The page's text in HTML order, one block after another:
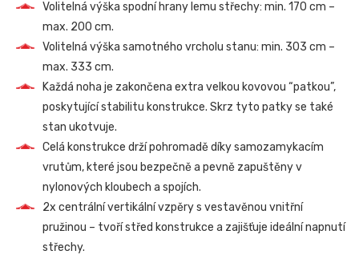
Volitelná výška spodní hrany lemu střechy: min. 170 cm –
max. 200 cm.
Volitelná výška samotného vrcholu stanu: min. 303 cm –
max. 333 cm.
Každá noha je zakončena extra velkou kovovou “patkou”,
poskytující stabilitu konstrukce. Skrz tyto patky se také
stan ukotvuje.
Celá konstrukce drží pohromadě díky samozamykacím
vrutům, které jsou bezpečně a pevně zapuštěny v
nylonových kloubech a spojích.
2x centrální vertikální vzpěry s vestavěnou vnitřní
pružinou – tvoří střed konstrukce a zajišťuje ideální napnutí
střechy.